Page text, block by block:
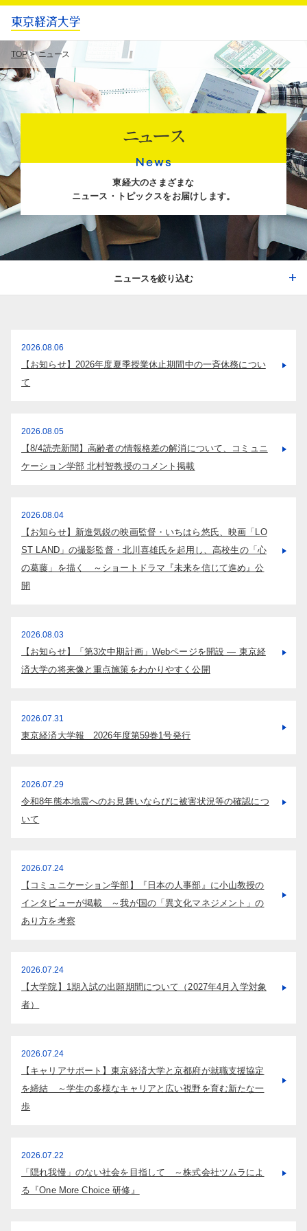
TOP ニュース
ニュース
東経大のさまざまな
ニュース・トピックスをお届けします。
ニュースを絞り込む
2026.08.06
【お知らせ】2026年度夏季授業休止期間中の一斉休務につい
て
2026.08.05
【8/4読売新聞】高齢者の情報格差の解消について、コミュニ
ケーション学部 北村智教授のコメント掲載
2026.08.04
【お知らせ】新進気鋭の映画監督・いちはら悠氏、映画「LO
ST LAND」の撮影監督・北川喜雄氏を起用し、高校生の「心
の葛藤」を描く ～ショートドラマ『未来を信じて進め』公
開
2026.08.03
【お知らせ】「第3次中期計画」Webページを開設 ― 東京経
済大学の将来像と重点施策をわかりやすく公開
2026.07.31
東京経済大学報 2026年度第59巻1号発行
2026.07.29
令和8年熊本地震へのお見舞いならびに被害状況等の確認につ
いて
2026.07.24
【コミュニケーション学部】『日本の人事部』に小山教授の
インタビューが掲載 ～我が国の「異文化マネジメント」の
あり方を考察
2026.07.24
【大学院】1期入試の出願期間について（2027年4月入学対象
者）
2026.07.24
【キャリアサポート】東京経済大学と京都府が就職支援協定
を締結 ～学生の多様なキャリアと広い視野を育む新たな一
歩
2026.07.22
「隠れ我慢」のない社会を目指して ～株式会社ツムラによ
る『One More Choice 研修』